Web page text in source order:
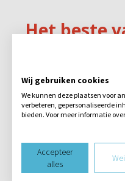
Wij gebruiken cookies
We kunnen deze plaatsen voor
verbeteren, gepersonaliseerde
bieden. Voor meer informatie
Accepteer
alles